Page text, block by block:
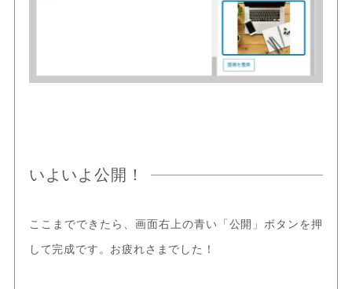
いよいよ公開！
ここまでできたら、画面右上の青い「公開」ボタンを押
して完成です。お疲れさまでした！